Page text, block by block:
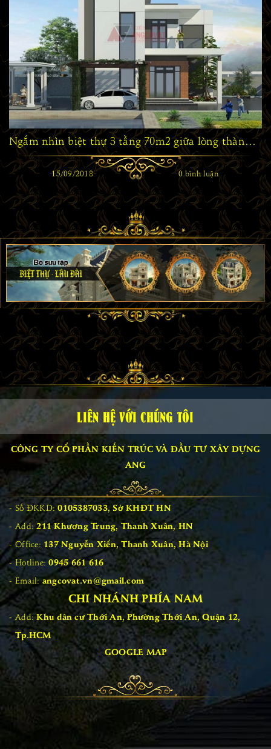
Ngắm nhìn biệt thự 3 tầng 70m2 giữa lòng thành phố
15/09/2018 0 bình luận
LIÊN HỆ VỚI CHÚNG TÔI
CÔNG TY CỔ PHẦN KIẾN TRÚC VÀ ĐẦU TƯ XÂY DỰNG
ANG
Số ĐKKD:0105387033, Sở KHĐT HN
Add: 211 Khương Trung, Thanh Xuân, HN
Office:137 Nguyễn Xiển, Thanh Xuân, Hà Nội
Hotline:0945 661 616
Email:angcovat.vn@gmail.com
CHI NHÁNH PHÍA NAM
Add:Khu dân cư Thới An, Phường Thới An, Quận 12,
Tp.HCM
GOOGLE MAP